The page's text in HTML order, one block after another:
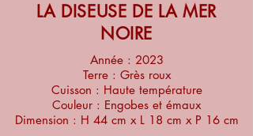
LA DISEUSE DE LA MER
NOIRE
Année : 2023
Terre : Grès roux
Cuisson : Haute température
Couleur : Engobes et émaux
Dimension : H 44 cm x L 18 cm x P 16 cm